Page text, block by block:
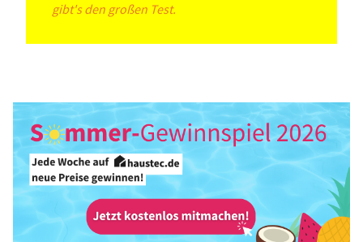
gibt's den großen Test.